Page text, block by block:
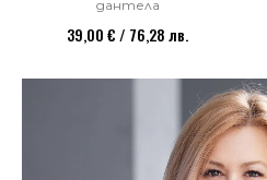
дантела
39,00 € / 76,28 лв.